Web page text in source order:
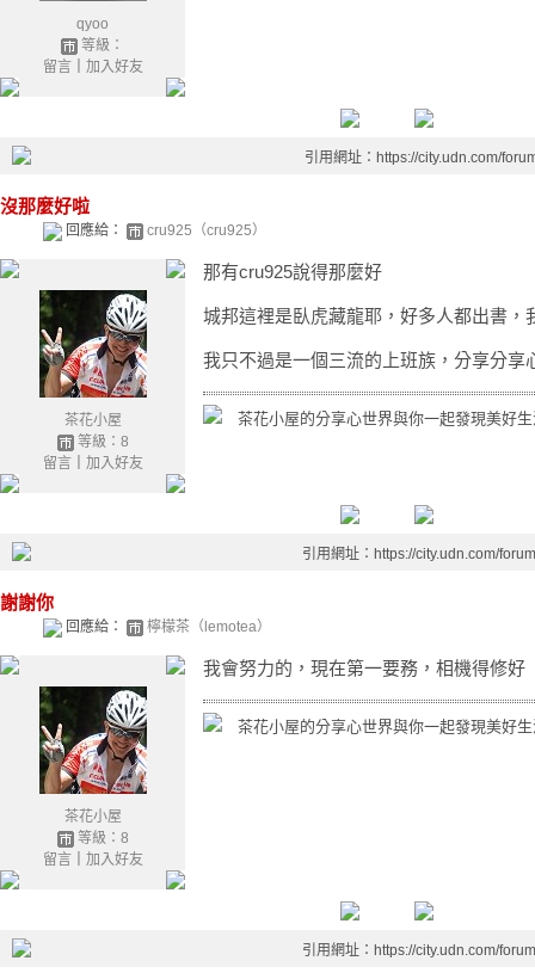
qyoo
等級：
留言｜ 加入好友
引用網址：https://city.udn.com/
沒那麼好啦
回應給： cru925（cru925）
茶花小屋
等級：8
留言｜ 加入好友
那有cru925說得那麼好
城邦這裡是臥虎藏龍耶，好多人都出書，
我只不過是一個三流的上班族，分享分享
茶花小屋的分享心世界與你一起發現美好
引用網址：https://city.udn.com/
謝謝你
回應給： 檸檬茶（lemotea）
茶花小屋
等級：8
留言｜ 加入好友
我會努力的，現在第一要務，相機得修好
茶花小屋的分享心世界與你一起發現美好
引用網址：https://city.udn.com/